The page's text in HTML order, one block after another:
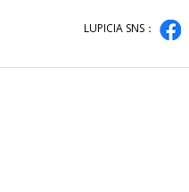
LUPICIA SNS：